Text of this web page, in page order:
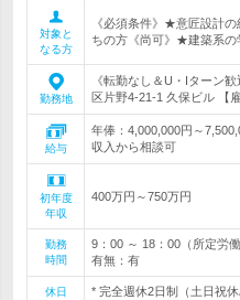
対象と
なる方
《必須条件》★意匠設計
ちの方《尚可》★建築系の
勤務地
《転勤なし＆U・Iターン
区片野4-21-1 久保ビル 【
給与
年俸：4,000,000円～
収入から相談可
初年度
年収
400万円～750万円
勤務
時間
9：00 ～ 18：00（所定労
有無：有
休日
* 完全週休2日制（土日祝